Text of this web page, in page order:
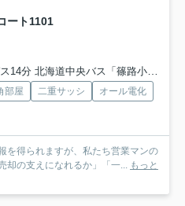
ート1101
海道中央バス「篠路小学校」 停歩4分
部屋 二重サッシ
オール電化
を得られますが、私たち営業マンの
却の支えになれるか」「一... もっと